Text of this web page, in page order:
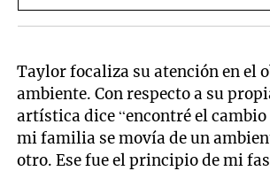
Taylor focaliza su atención en el
ambiente. Con respecto a su
artística dice “encontré el
mi familia se movía de un
otro. Ese fue el principio de mi